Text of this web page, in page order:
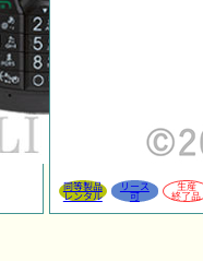
同等製品
レンタル
リース
可
生産
終了品